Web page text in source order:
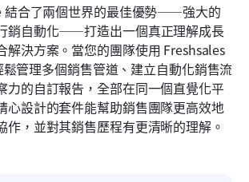
結合了兩個世界的最佳優勢——強大的
銷自動化——打造出一個真正理解成長
解決方案。當您的團隊使用 Freshsales
管理多個銷售管道、建立自動化銷售流
力的自訂報告，全部在同一個直覺化平
心設計的套件能幫助銷售團隊更高效地
作，並對其銷售歷程有更清晰的理解。